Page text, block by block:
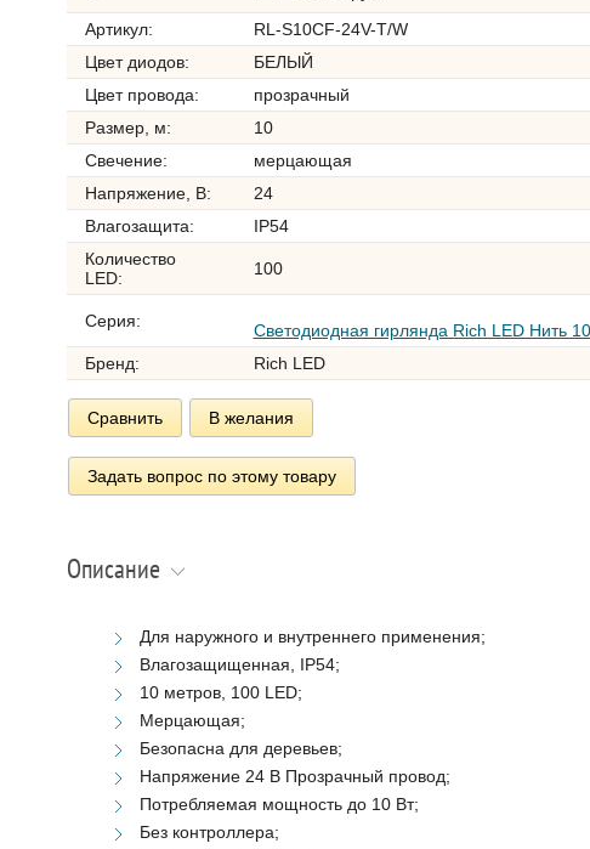
Артикул:
RL-S10CF-24V-T/W
Цвет диодов:
БЕЛЫЙ
Цвет провода:
прозрачный
Размер, м:
10
Свечение:
мерцающая
Напряжение, В:
24
Влагозащита:
IP54
Количество
LED:
100
Серия:
Светодиодная гирлянда Rich LED Нить
Бренд:
Rich LED
Сравнить В желания
Задать вопрос по этому товару
Описание
Для наружного и внутреннего применения;
Влагозащищенная, IP54;
10 метров, 100 LED;
Мерцающая;
Безопасна для деревьев;
Напряжение 24 В Прозрачный провод;
Потребляемая мощность до 10 Вт;
Без контроллера;